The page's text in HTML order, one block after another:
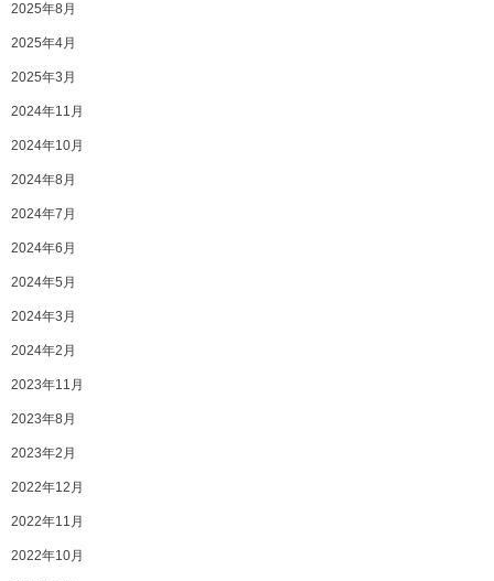
2025年8月
2025年4月
2025年3月
2024年11月
2024年10月
2024年8月
2024年7月
2024年6月
2024年5月
2024年3月
2024年2月
2023年11月
2023年8月
2023年2月
2022年12月
2022年11月
2022年10月